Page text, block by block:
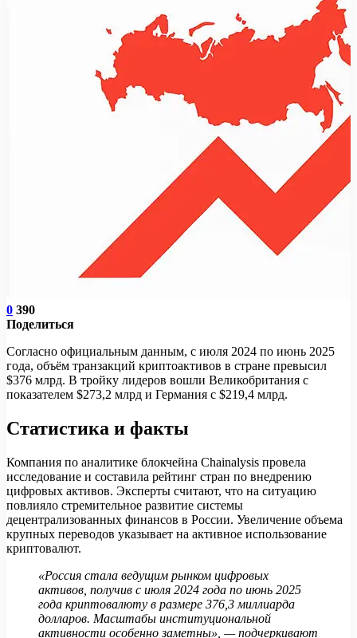
0 390
Поделиться
Согласно официальным данным, с июля 2024 по июнь 2025
года, объём транзакций криптоактивов в стране превысил
$376 млрд. В тройку лидеров вошли Великобритания с
показателем $273,2 млрд и Германия с $219,4 млрд.
Статистика и факты
Компания по аналитике блокчейна Chainalysis провела
исследование и составила рейтинг стран по внедрению
цифровых активов. Эксперты считают, что на ситуацию
повлияло стремительное развитие системы
децентрализованных финансов в России. Увеличение объема
крупных переводов указывает на активное использование
криптовалют.
«Россия стала ведущим рынком цифровых
активов, получив с июля 2024 года по июнь 2025
года криптовалюту в размере 376,3 миллиарда
долларов. Масштабы институциональной
активности особенно заметны», — подчеркивают